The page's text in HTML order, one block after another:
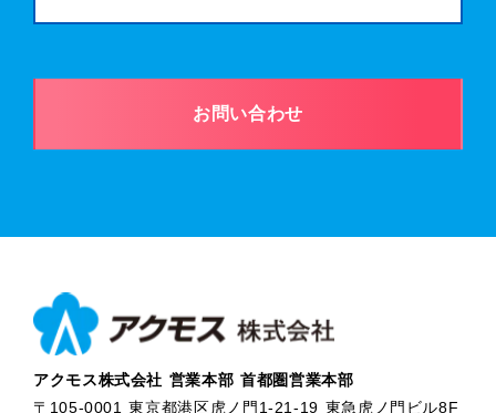
お問い合わせ
アクモス株式会社 営業本部 首都圏営業本部
〒105-0001 東京都港区虎ノ門1-21-19 東急虎ノ門ビル8F